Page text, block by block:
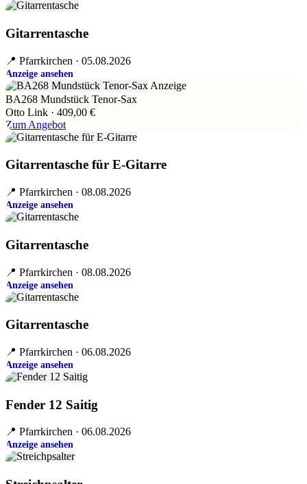
Gitarrentasche
📍 Pfarrkirchen · 05.08.2026
Anzeige ansehen
Anzeige
BA268 Mundstück Tenor-Sax
Otto Link · 409,00 €
Zum Angebot
Gitarrentasche für E-Gitarre
📍 Pfarrkirchen · 08.08.2026
Anzeige ansehen
Gitarrentasche
📍 Pfarrkirchen · 08.08.2026
Anzeige ansehen
Gitarrentasche
📍 Pfarrkirchen · 06.08.2026
Anzeige ansehen
Fender 12 Saitig
📍 Pfarrkirchen · 06.08.2026
Anzeige ansehen